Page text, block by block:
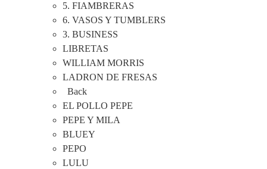
5. FIAMBRERAS
6. VASOS Y TUMBLERS
3. BUSINESS
LIBRETAS
WILLIAM MORRIS
LADRON DE FRESAS
Back
EL POLLO PEPE
PEPE Y MILA
BLUEY
PEPO
LULU